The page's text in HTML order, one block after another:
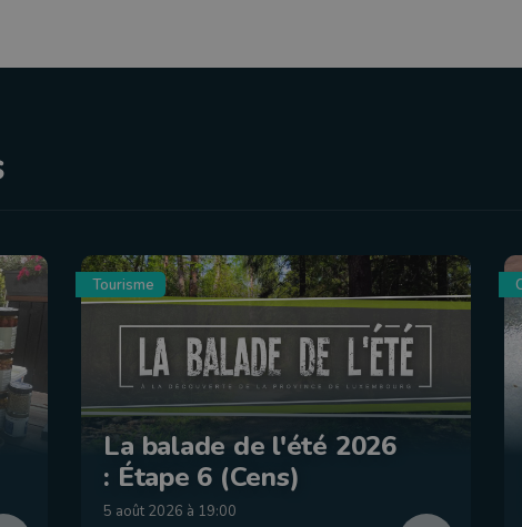
Tourisme
La balade de l'été 2026
: Étape 6 (Cens)
5 août 2026 à 19:00